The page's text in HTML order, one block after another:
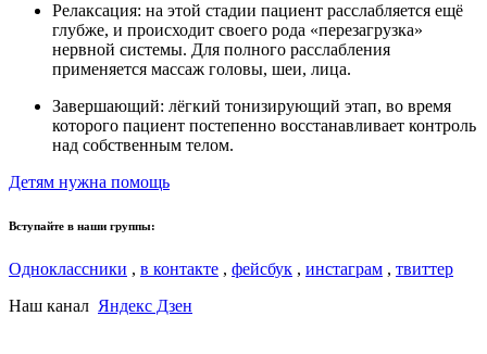
Релаксация: на этой стадии пациент расслабляется ещё
глубже, и происходит своего рода «перезагрузка»
нервной системы. Для полного расслабления
применяется массаж головы, шеи, лица.
Завершающий: лёгкий тонизирующий этап, во время
которого пациент постепенно восстанавливает контроль
над собственным телом.
Детям нужна помощь
Вступайте в наши группы:
Одноклассники , в контакте , фейсбук , инстаграм , твиттер
Наш канал Яндекс Дзен